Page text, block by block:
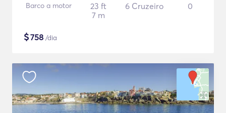
Barco a motor
23 ft
7 m
6 Cruzeiro 0
$758 /dia